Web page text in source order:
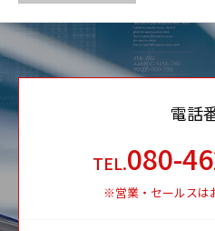
電話
TEL.080-
※営業・セールスは